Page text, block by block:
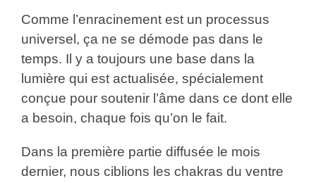
Comme l’enracinement est un processus
universel, ça ne se démode pas dans le
temps. Il y a toujours une base dans la
lumière qui est actualisée, spécialement
conçue pour soutenir l’âme dans ce dont elle
a besoin, chaque fois qu’on le fait.
Dans la première partie diffusée le mois
dernier, nous ciblions les chakras du ventre